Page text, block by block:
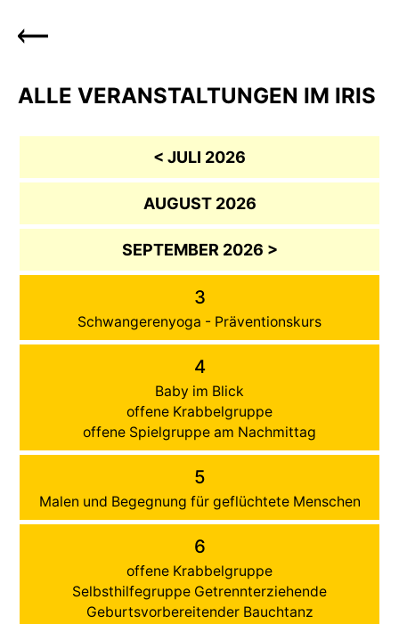
ALLE VERANSTALTUNGEN IM IRIS
< JULI 2026
AUGUST 2026
SEPTEMBER 2026 >
3
Schwangerenyoga - Präventionskurs
4
Baby im Blick
offene Krabbelgruppe
offene Spielgruppe am Nachmittag
5
Malen und Begegnung für geflüchtete Menschen
6
offene Krabbelgruppe
Selbsthilfegruppe Getrennterziehende
Geburtsvorbereitender Bauchtanz